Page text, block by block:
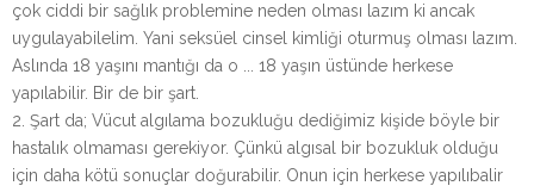
çok ciddi bir sağlık problemine neden olması lazım ki ancak
uygulayabilelim. Yani seksüel cinsel kimliği oturmuş olması lazım.
Aslında 18 yaşını mantığı da o ... 18 yaşın üstünde herkese
yapılabilir. Bir de bir şart.
2. Şart da; Vücut algılama bozukluğu dediğimiz kişide böyle bir
hastalık olmaması gerekiyor. Çünkü algısal bir bozukluk olduğu
için daha kötü sonuçlar doğurabilir. Onun için herkese yapılıbalir